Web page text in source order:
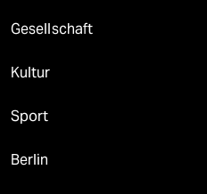
Gesellschaft
Kultur
Sport
Berlin